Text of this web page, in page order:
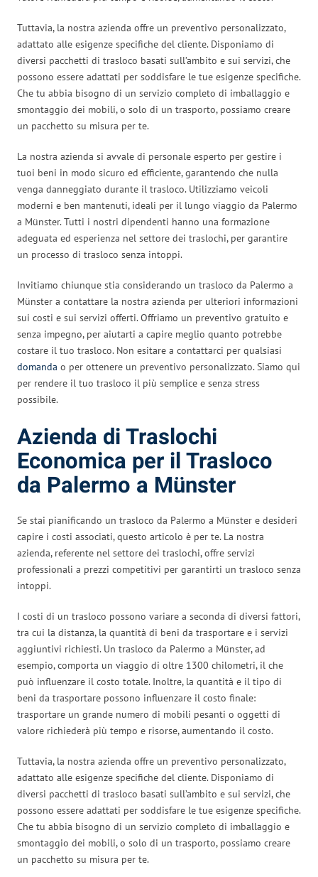
Tuttavia, la nostra azienda offre un preventivo personalizzato,
adattato alle esigenze specifiche del cliente. Disponiamo di
diversi pacchetti di trasloco basati sull’ambito e sui servizi, che
possono essere adattati per soddisfare le tue esigenze specifiche.
Che tu abbia bisogno di un servizio completo di imballaggio e
smontaggio dei mobili, o solo di un trasporto, possiamo creare
un pacchetto su misura per te.
La nostra azienda si avvale di personale esperto per gestire i
tuoi beni in modo sicuro ed efficiente, garantendo che nulla
venga danneggiato durante il trasloco. Utilizziamo veicoli
moderni e ben mantenuti, ideali per il lungo viaggio da Palermo
a Münster. Tutti i nostri dipendenti hanno una formazione
adeguata ed esperienza nel settore dei traslochi, per garantire
un processo di trasloco senza intoppi.
Invitiamo chiunque stia considerando un trasloco da Palermo a
Münster a contattare la nostra azienda per ulteriori informazioni
sui costi e sui servizi offerti. Offriamo un preventivo gratuito e
senza impegno, per aiutarti a capire meglio quanto potrebbe
costare il tuo trasloco. Non esitare a contattarci per qualsiasi
domanda o per ottenere un preventivo personalizzato. Siamo qui
per rendere il tuo trasloco il più semplice e senza stress
possibile.
Azienda di Traslochi
Economica per il Trasloco
da Palermo a Münster
Se stai pianificando un trasloco da Palermo a Münster e desideri
capire i costi associati, questo articolo è per te. La nostra
azienda, referente nel settore dei traslochi, offre servizi
professionali a prezzi competitivi per garantirti un trasloco senza
intoppi.
I costi di un trasloco possono variare a seconda di diversi fattori,
tra cui la distanza, la quantità di beni da trasportare e i servizi
aggiuntivi richiesti. Un trasloco da Palermo a Münster, ad
esempio, comporta un viaggio di oltre 1300 chilometri, il che
può influenzare il costo totale. Inoltre, la quantità e il tipo di
beni da trasportare possono influenzare il costo finale:
trasportare un grande numero di mobili pesanti o oggetti di
valore richiederà più tempo e risorse, aumentando il costo.
Tuttavia, la nostra azienda offre un preventivo personalizzato,
adattato alle esigenze specifiche del cliente. Disponiamo di
diversi pacchetti di trasloco basati sull’ambito e sui servizi, che
possono essere adattati per soddisfare le tue esigenze specifiche.
Che tu abbia bisogno di un servizio completo di imballaggio e
smontaggio dei mobili, o solo di un trasporto, possiamo creare
un pacchetto su misura per te.